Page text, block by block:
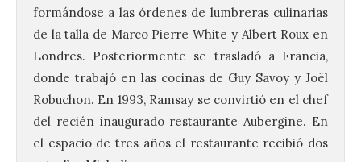
formándose a las órdenes de lumbreras culinarias
de la talla de Marco Pierre White y Albert Roux en
Londres. Posteriormente se trasladó a Francia,
donde trabajó en las cocinas de Guy Savoy y Joël
Robuchon. En 1993, Ramsay se convirtió en el chef
del recién inaugurado restaurante Aubergine. En
el espacio de tres años el restaurante recibió dos